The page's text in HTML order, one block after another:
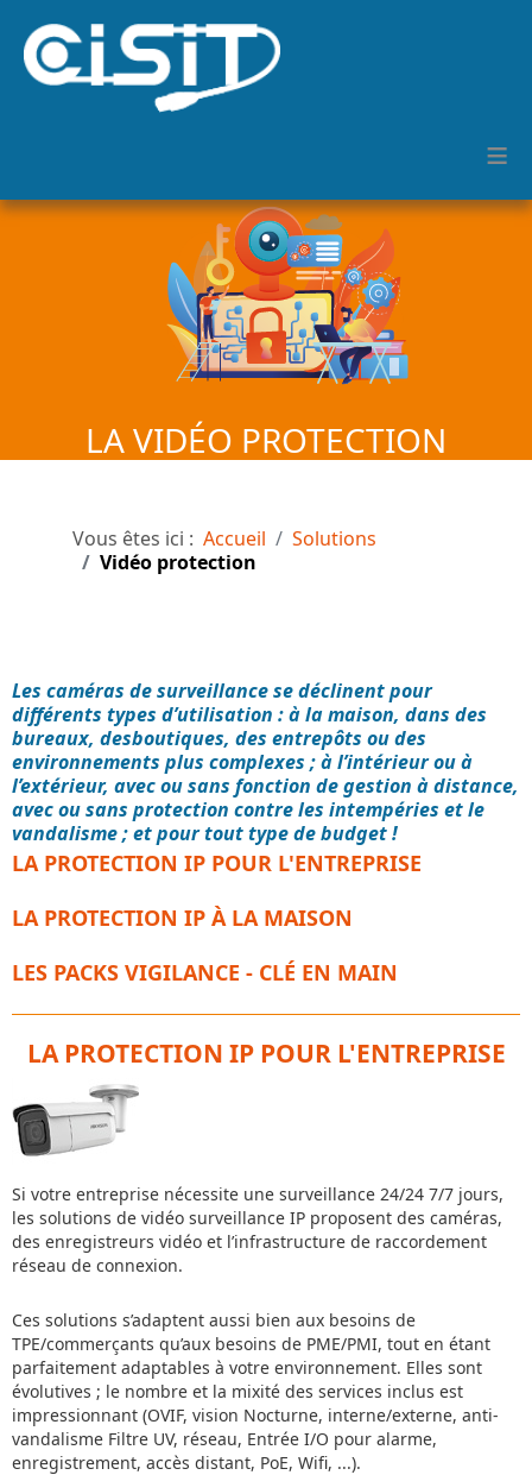
≡
LA VIDÉO PROTECTION
Vous êtes ici : Accueil
Solutions
Vidéo protection
Les caméras de surveillance se déclinent pour
différents types d’utilisation : à la maison, dans des
bureaux, desboutiques, des entrepôts ou des
environnements plus complexes ; à l’intérieur ou à
l’extérieur, avec ou sans fonction de gestion à distance,
avec ou sans protection contre les intempéries et le
vandalisme ; et pour tout type de budget !
LA PROTECTION IP POUR L'ENTREPRISE
LA PROTECTION IP À LA MAISON
LES PACKS VIGILANCE - CLÉ EN MAIN
LA PROTECTION IP POUR L'ENTREPRISE
Si votre entreprise nécessite une surveillance 24/24 7/7 jours,
les solutions de vidéo surveillance IP proposent des caméras,
des enregistreurs vidéo et l’infrastructure de raccordement
réseau de connexion.
Ces solutions s’adaptent aussi bien aux besoins de
TPE/commerçants qu’aux besoins de PME/PMI, tout en étant
parfaitement adaptables à votre environnement. Elles sont
évolutives ; le nombre et la mixité des services inclus est
impressionnant (OVIF, vision Nocturne, interne/externe, anti-
vandalisme Filtre UV, réseau, Entrée I/O pour alarme,
enregistrement, accès distant, PoE, Wifi, ...).